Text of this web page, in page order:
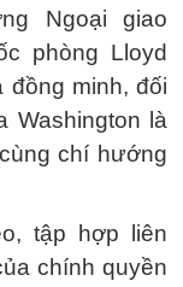
Ngoại giao
phòng Lloyd
minh, đối
Washington là
chí hướng
tập hợp liên
chính quyền